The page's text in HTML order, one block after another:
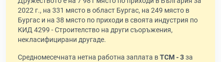
2022 г., на 331 място в област Бургас, на 249 място в
Бургас и на 38 място по приходи в своята индустрия по
КИД 4299 - Строителство на други съоръжения,
некласифицирани другаде.
Средномесечната нетна работна заплата вТСМ - 3за